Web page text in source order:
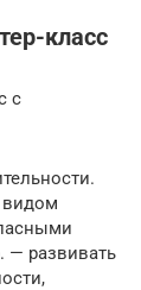
класс
с
видом
— развивать